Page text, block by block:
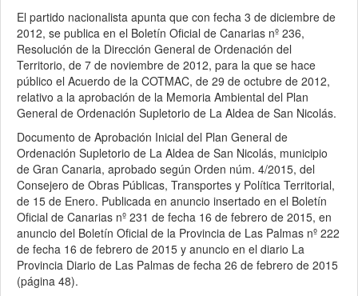
El partido nacionalista apunta que con fecha 3 de diciembre de
2012, se publica en el Boletín Oficial de Canarias nº 236,
Resolución de la Dirección General de Ordenación del
Territorio, de 7 de noviembre de 2012, para la que se hace
público el Acuerdo de la COTMAC, de 29 de octubre de 2012,
relativo a la aprobación de la Memoria Ambiental del Plan
General de Ordenación Supletorio de La Aldea de San Nicolás.
Documento de Aprobación Inicial del Plan General de
Ordenación Supletorio de La Aldea de San Nicolás, municipio
de Gran Canaria, aprobado según Orden núm. 4/2015, del
Consejero de Obras Públicas, Transportes y Política Territorial,
de 15 de Enero. Publicada en anuncio insertado en el Boletín
Oficial de Canarias nº 231 de fecha 16 de febrero de 2015, en
anuncio del Boletín Oficial de la Provincia de Las Palmas nº 222
de fecha 16 de febrero de 2015 y anuncio en el diario La
Provincia Diario de Las Palmas de fecha 26 de febrero de 2015
(página 48).